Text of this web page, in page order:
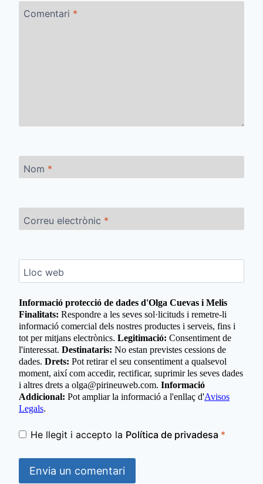
Comentari *
Nom *
Correu electrònic *
Lloc web
Informació protecció de dades d'Olga Cuevas i Melis
Finalitats: Respondre a les seves sol·licituds i remetre-li
informació comercial dels nostres productes i serveis, fins i
tot per mitjans electrònics. Legitimació: Consentiment de
l'interessat. Destinataris: No estan previstes cessions de
dades. Drets: Pot retirar el seu consentiment a qualsevol
moment, així com accedir, rectificar, suprimir les seves dades
i altres drets a olga@pirineuweb.com. Informació
Addicional: Pot ampliar la informació a l'enllaç d'Avisos
Legals.
He llegit i accepto la Política de privadesa *